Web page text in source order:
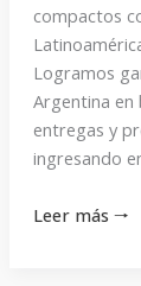
compactos
Logramos
Argentina en
entregas y
ingresando
Leer más 🠒